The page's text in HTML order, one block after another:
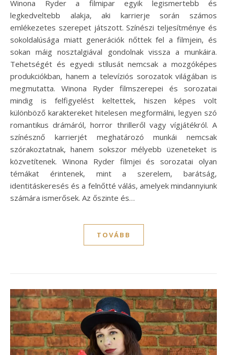
Winona Ryder a filmipar egyik legismertebb és
legkedveltebb alakja, aki karrierje során számos
emlékezetes szerepet játszott. Színészi teljesítménye és
sokoldalúsága miatt generációk nőttek fel a filmjein, és
sokan máig nosztalgiával gondolnak vissza a munkáira.
Tehetségét és egyedi stílusát nemcsak a mozgóképes
produkciókban, hanem a televíziós sorozatok világában is
megmutatta. Winona Ryder filmszerepei és sorozatai
mindig is felfigyelést keltettek, hiszen képes volt
különböző karaktereket hitelesen megformálni, legyen szó
romantikus drámáról, horror thrilleről vagy vígjátékról. A
színésznő karrierjét meghatározó munkái nemcsak
szórakoztatnak, hanem sokszor mélyebb üzeneteket is
közvetítenek. Winona Ryder filmjei és sorozatai olyan
témákat érintenek, mint a szerelem, barátság,
identitáskeresés és a felnőtté válás, amelyek mindannyiunk
számára ismerősek. Az őszinte és…
TOVÁBB